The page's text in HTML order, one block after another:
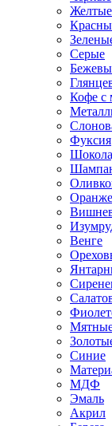
Желтые
Серые
Кофе с
Фуксия
Венге
Синие
МДФ
Эмаль
Акрил